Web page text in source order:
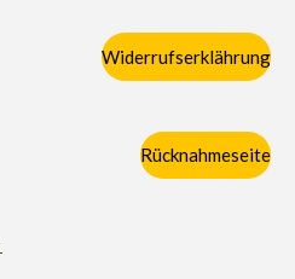
Widerrufserklährung
Rücknahmeseite